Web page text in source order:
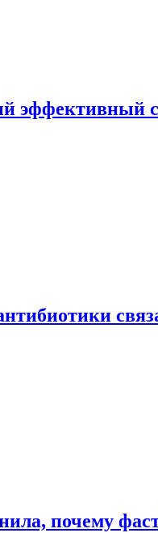
эффективный
почему